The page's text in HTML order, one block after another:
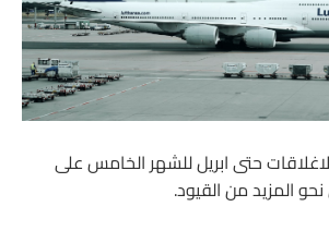
حتى ابريل للشهر الخامس على
المزيد من القيود.